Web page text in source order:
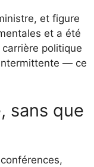
et figure
et a été
politique
— ce
sans que